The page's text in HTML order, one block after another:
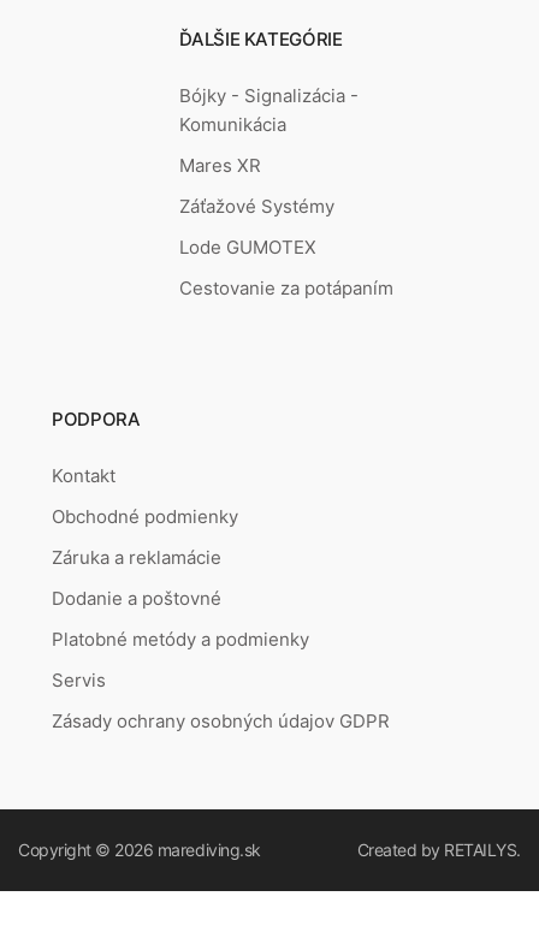
ĎALŠIE KATEGÓRIE
Bójky - Signalizácia -
Komunikácia
Mares XR
Záťažové Systémy
Lode GUMOTEX
Cestovanie za potápaním
PODPORA
Kontakt
Obchodné podmienky
Záruka a reklamácie
Dodanie a poštovné
Platobné metódy a podmienky
Servis
Zásady ochrany osobných údajov GDPR
Copyright © 2026 marediving.sk Created by RETAILYS.